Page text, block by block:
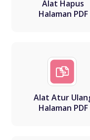
Alat Hapus
Halaman PDF
Alat Atur
Halaman PDF